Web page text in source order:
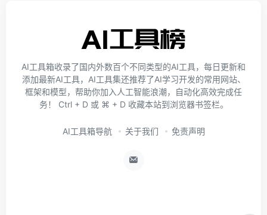
AI工具箱收录了国内外数百个不同类型的AI工具，每日更新和
添加最新AI工具，AI工具集还推荐了AI学习开发的常用网站、
框架和模型，帮助你加入人工智能浪潮，自动化高效完成任
务！ Ctrl + D 或 ⌘ + D 收藏本站到浏览器书签栏。
AI工具箱导航 关于我们 免责声明